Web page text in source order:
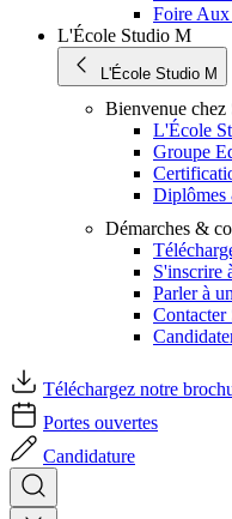
Foire Aux
L'École Studio M
L'École Studio M
Bienvenue
L'École
Groupe
Diplômes
Démarches &
S'inscrire
Parler à
Téléchargez notre
Portes ouvertes
Candidature